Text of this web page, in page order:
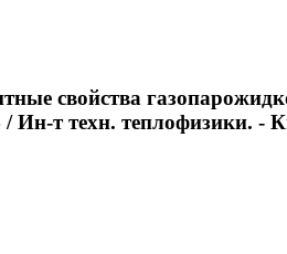
свойства
Ин-т техн. теплофизики. -